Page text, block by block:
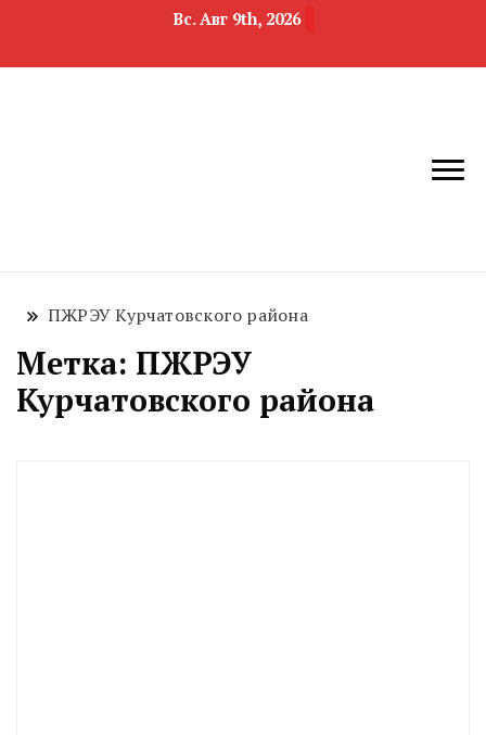
Вс. Авг 9th, 2026
ПЖРЭУ Курчатовского района
Метка: ПЖРЭУ
Курчатовского района